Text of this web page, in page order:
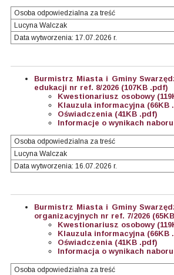
Osoba odpowiedzialna za treść
Lucyna Walczak
Data wytworzenia: 17.07.2026 r.
Burmistrz Miasta i Gminy
edukacji nr ref. 8/2026 (107KB .pdf)
Kwestionariusz osobowy
Klauzula informacyjna (66KB
Oświadczenia (41KB .pdf)
Informacje o wynikach
Osoba odpowiedzialna za treść
Lucyna Walczak
Data wytworzenia: 16.07.2026 r.
Burmistrz Miasta i Gminy
organizacyjnych nr ref. 7/2026
Kwestionariusz osobowy
Klauzula informacyjna (66KB
Oświadczenia (41KB .pdf)
Informacja o wynikach
Osoba odpowiedzialna za treść